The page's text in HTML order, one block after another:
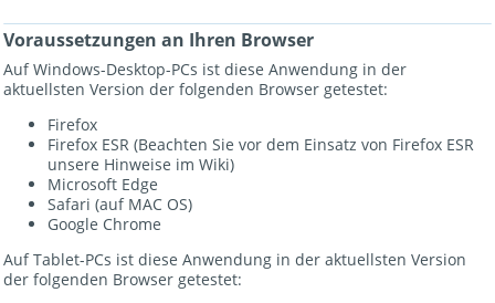
Voraussetzungen an Ihren Browser
Auf Windows-Desktop-PCs ist diese Anwendung in der
aktuellsten Version der folgenden Browser getestet:
Firefox
Firefox ESR (Beachten Sie vor dem Einsatz von Firefox ESR
unsere Hinweise im Wiki)
Microsoft Edge
Safari (auf MAC OS)
Google Chrome
Auf Tablet-PCs ist diese Anwendung in der aktuellsten Version
der folgenden Browser getestet: